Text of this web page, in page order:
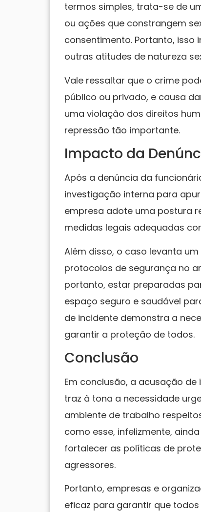
termos simples, trata-se de
ou ações que constrangem
consentimento. Portanto, isso
outras atitudes de natureza
Vale ressaltar que o crime
público ou privado, e causa
uma violação dos direitos
repressão tão importante.
Impacto da
Após a denúncia da
investigação interna para
empresa adote uma postura
medidas legais adequadas
Além disso, o caso levanta
protocolos de segurança no
portanto, estar preparadas
espaço seguro e saudável
de incidente demonstra a
garantir a proteção de todos.
Conclusão
Em conclusão, a acusação
traz à tona a necessidade
ambiente de trabalho
como esse, infelizmente,
fortalecer as políticas de
agressores.
Portanto, empresas e
eficaz para garantir que